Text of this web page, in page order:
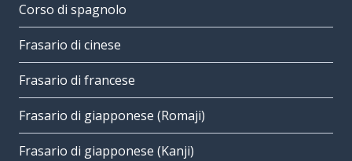
Corso di spagnolo
Frasario di cinese
Frasario di francese
Frasario di giapponese (Romaji)
Frasario di giapponese (Kanji)